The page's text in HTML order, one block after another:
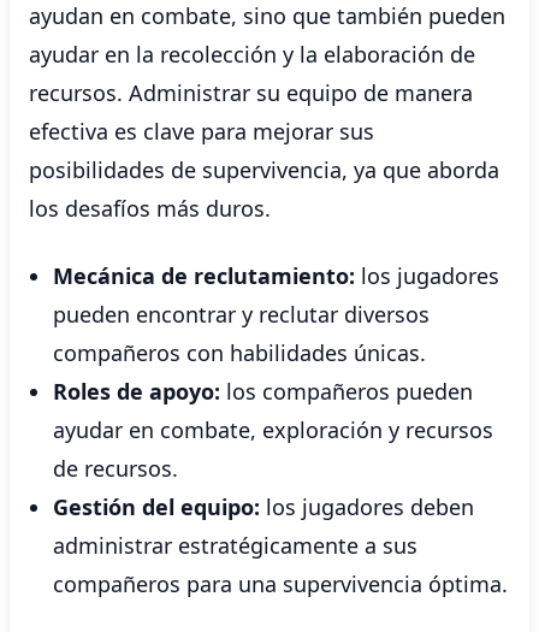
ayudan en combate, sino que también pueden
ayudar en la recolección y la elaboración de
recursos. Administrar su equipo de manera
efectiva es clave para mejorar sus
posibilidades de supervivencia, ya que aborda
los desafíos más duros.
Mecánica de reclutamiento: los jugadores
pueden encontrar y reclutar diversos
compañeros con habilidades únicas.
Roles de apoyo: los compañeros pueden
ayudar en combate, exploración y recursos
de recursos.
Gestión del equipo: los jugadores deben
administrar estratégicamente a sus
compañeros para una supervivencia óptima.